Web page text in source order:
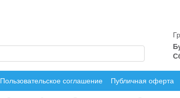
Пользовательское соглашение Публичная оферта